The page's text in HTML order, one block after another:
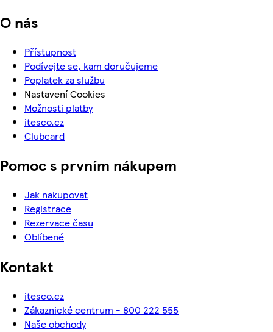
O nás
Přístupnost
Podívejte se, kam doručujeme
Poplatek za službu
Nastavení Cookies
Možnosti platby
itesco.cz
Clubcard
Pomoc s prvním nákupem
Jak nakupovat
Registrace
Rezervace času
Oblíbené
Kontakt
itesco.cz
Zákaznické centrum - 800 222 555
Naše obchody